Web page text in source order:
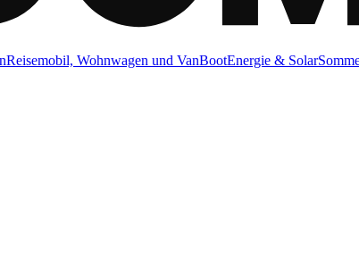
Reisemobil, Wohnwagen und VanBootEnergie & Solar